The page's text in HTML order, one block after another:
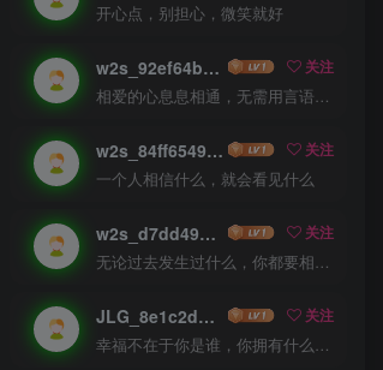
开心点，别担心，微笑就好
w2s_92ef64b5f086
关注
w2s_84ff65497c51
关注
一个人相信什么，就会看见什么
w2s_d7dd499bbea8
关注
JLG_8e1c2d27b085
关注